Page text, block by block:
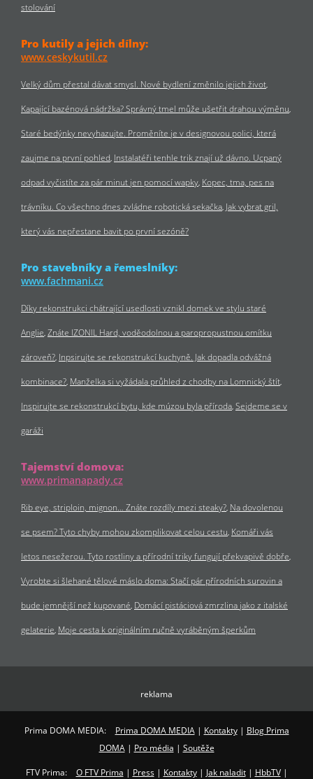
stolování
Pro kutily a jejich dílny:
www.ceskykutil.cz
Velký dům přestal dávat smysl. Nové bydlení změnilo jejich život
Kapající bazénová nádržka? Správný tmel může ušetřit drahou výměnu
Staré bedýnky nevyhazujte. Proměníte je v designovou polici, která
zaujme na první pohled Instalatéři tenhle trik znají už dávno. Ucpaný
odpad vyčistíte za pár minut jen pomocí wapky Kopec, tma, pes na
trávníku. Co všechno dnes zvládne robotická sekačka Jak vybrat gril,
který vás nepřestane bavit po první sezóně?
Pro stavebníky a řemeslníky:
www.fachmani.cz
Díky rekonstrukci chátrající usedlosti vznikl domek ve stylu staré
Anglie Znáte IZONIL Hard, voděodolnou a paropropustnou omítku
zároveň? Inpsirujte se rekonstrukcí kuchyně. Jak dopadla odvážná
kombinace? Manželka si vyžádala průhled z chodby na Lomnický štít
Inspirujte se rekonstrukcí bytu, kde múzou byla příroda Sejdeme se v
garáži
Tajemství domova:
www.primanapady.cz
Rib eye, striploin, mignon… Znáte rozdíly mezi steaky? Na dovolenou
se psem? Tyto chyby mohou zkomplikovat celou cestu Komáři vás
letos nesežerou. Tyto rostliny a přírodní triky fungují překvapivě dobře
Vyrobte si šlehané tělové máslo doma: Stačí pár přírodních surovin a
bude jemnější než kupované Domácí pistáciová zmrzlina jako z italské
gelaterie Moje cesta k originálním ručně vyráběným šperkům
reklama
Prima DOMA MEDIA: Prima DOMA MEDIA| Kontakty| Blog Prima
DOMA| Pro média | Soutěže
FTV Prima: O FTV Prima | Press| Kontakty| Jak naladit| HbbTV|